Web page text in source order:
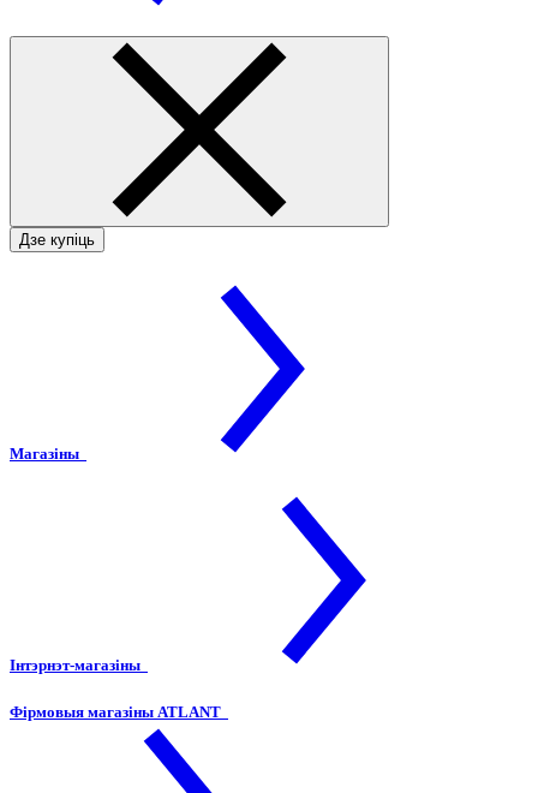
Дзе купіць
Магазіны
Інтэрнэт-магазіны
Фірмовыя магазіны ATLANT